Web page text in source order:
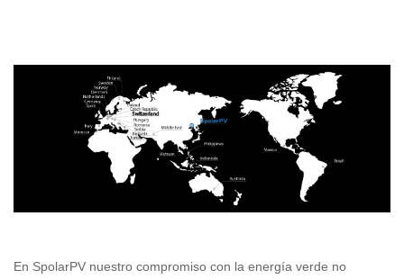
En SpolarPV nuestro compromiso con la energía verde no